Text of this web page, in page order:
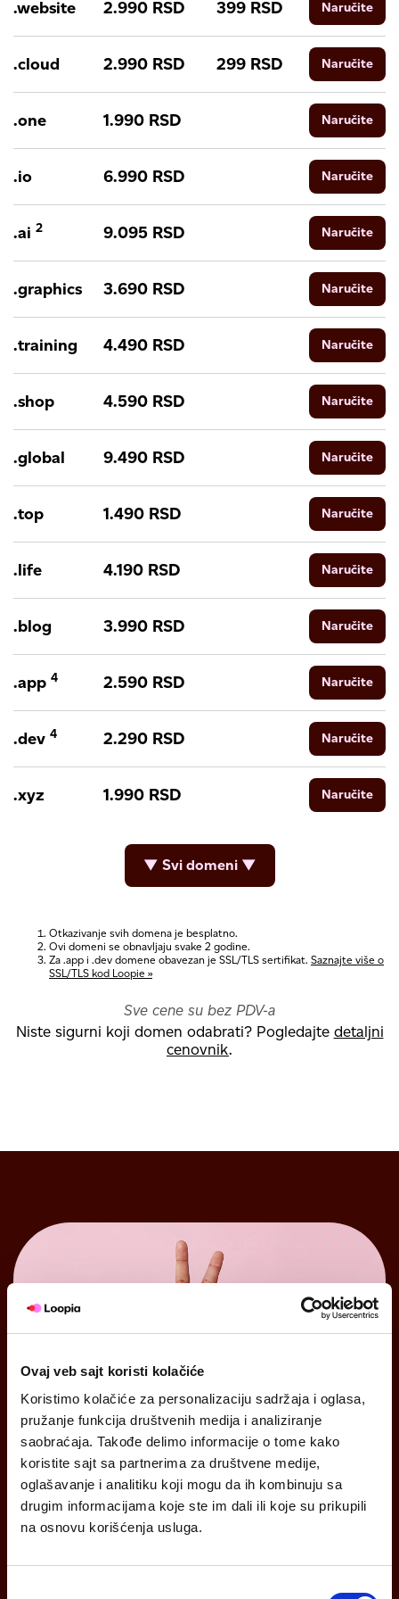
Ovaj veb sajt koristi kolačiće
Koristimo kolačiće za personalizaciju sadržaja i oglasa,
pružanje funkcija društvenih medija i analiziranje
saobraćaja. Takođe delimo informacije o tome kako
koristite sajt sa partnerima za društvene medije,
oglašavanje i analitiku koji mogu da ih kombinuju sa
drugim informacijama koje ste im dali ili koje su prikupili
na osnovu korišćenja usluga.
.website 2.990 RSD 399 RSD Naručite
.cloud 2.990 RSD 299 RSD Naručite
.one 1.990 RSD Naručite
.io 6.990 RSD Naručite
.ai 2 9.095 RSD Naručite
.graphics 3.690 RSD Naručite
.training 4.490 RSD Naručite
.shop 4.590 RSD Naručite
.global 9.490 RSD Naručite
.top 1.490 RSD Naručite
.life 4.190 RSD Naručite
.blog 3.990 RSD Naručite
.app 4 2.590 RSD Naručite
.dev 4 2.290 RSD Naručite
.xyz 1.990 RSD Naručite
▼ Svi domeni ▼
Otkazivanje svih domena je besplatno.
Ovi domeni se obnavljaju svake 2 godine.
Za .app i .dev domene obavezan je SSL/TLS sertifikat. Saznajte više o
SSL/TLS kod Loopie »
Sve cene su bez PDV-a
Niste sigurni koji domen odabrati? Pogledajte detaljni
cenovnik.
Zaštitite posetioce uz